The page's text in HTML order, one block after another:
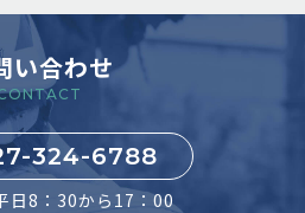
い合わせ
324-6788
日8：30から17：00